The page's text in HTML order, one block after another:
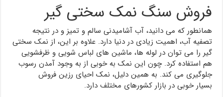
فروش سنگ نمک سختی گیر
همانطور که می دانید، آب آشامیدنی سالم و تمیز و در نتیجه
تصفیه آب، اهمیت زیادی در دنیا دارد. علاوه بر این، از نمک سختی
گیر را می توان در لوله ها، ماشین های لباس شویی و ظرفشویی
هم استفاده کرد. چون این نمک به خوبی از به وجود آمدن رسوب
جلوگیری می کند. به همین دلیل، نمک احیای رزین فروش
بسیار خوبی در بازار کشورهای مختلف دارد.